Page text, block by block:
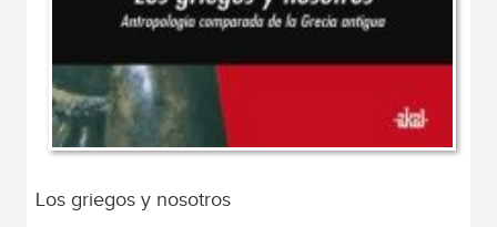
Los griegos y nosotros